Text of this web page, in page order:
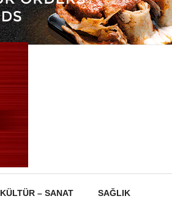
KÜLTÜR – SANAT SAĞLIK